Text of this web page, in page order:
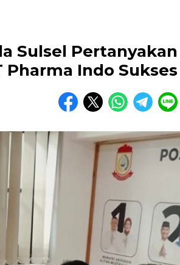
Sulsel Pertanyakan
Indo Sukses